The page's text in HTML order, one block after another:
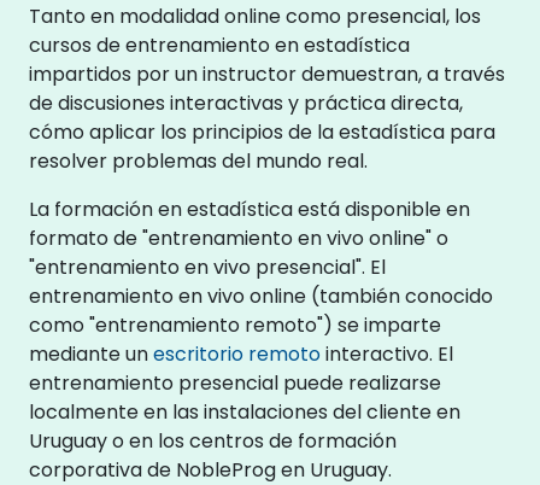
Tanto en modalidad online como presencial, los
cursos de entrenamiento en estadística
impartidos por un instructor demuestran, a través
de discusiones interactivas y práctica directa,
cómo aplicar los principios de la estadística para
resolver problemas del mundo real.
La formación en estadística está disponible en
formato de "entrenamiento en vivo online" o
"entrenamiento en vivo presencial". El
entrenamiento en vivo online (también conocido
como "entrenamiento remoto") se imparte
mediante unescritorio remotointeractivo. El
entrenamiento presencial puede realizarse
localmente en las instalaciones del cliente en
Uruguay o en los centros de formación
corporativa de NobleProg en Uruguay.